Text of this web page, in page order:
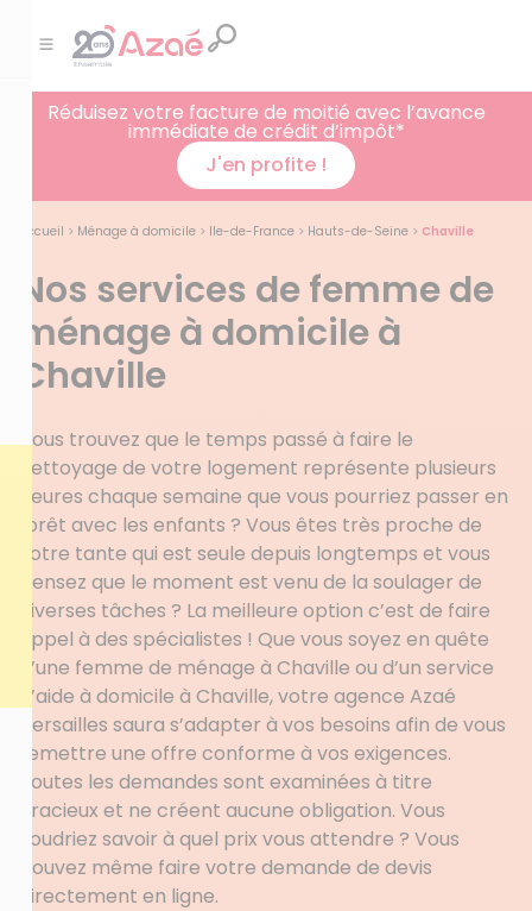
Réduisez votre facture de moitié avec l’avance
immédiate de crédit d’impôt*
J'en profite !
Accueil > Ménage à domicile > Ile-de-France > Hauts-de-Seine > Chaville
Nos services de femme de
ménage à domicile à
Chaville
Vous trouvez que le temps passé à faire le
nettoyage de votre logement représente plusieurs
heures chaque semaine que vous pourriez passer en
forêt avec les enfants ? Vous êtes très proche de
votre tante qui est seule depuis longtemps et vous
pensez que le moment est venu de la soulager de
diverses tâches ? La meilleure option c’est de faire
appel à des spécialistes ! Que vous soyez en quête
d’une femme de ménage à Chaville ou d’un service
d’aide à domicile à Chaville, votre agence Azaé
Versailles saura s’adapter à vos besoins afin de vous
remettre une offre conforme à vos exigences.
Toutes les demandes sont examinées à titre
gracieux et ne créent aucune obligation. Vous
voudriez savoir à quel prix vous attendre ? Vous
pouvez même faire votre demande de devis
directement en ligne.